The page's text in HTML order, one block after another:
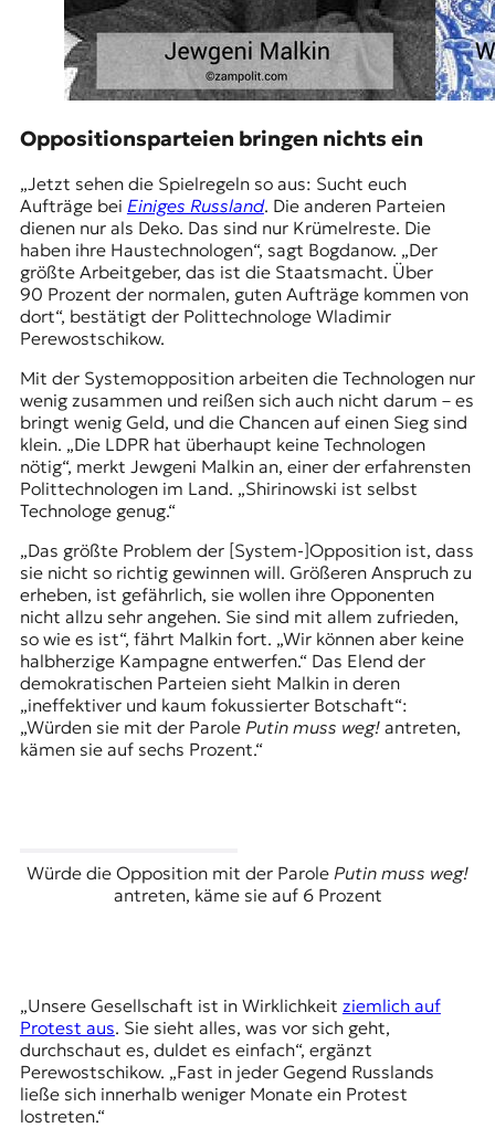
Oppositionsparteien bringen nichts ein
„Jetzt sehen die Spielregeln so aus: Sucht euch
Aufträge bei Einiges Russland. Die anderen Parteien
dienen nur als Deko. Das sind nur Krümelreste. Die
haben ihre Haustechnologen“, sagt Bogdanow. „Der
größte Arbeitgeber, das ist die Staatsmacht. Über
90 Prozent der normalen, guten Aufträge kommen von
dort“, bestätigt der Polittechnologe Wladimir
Perewostschikow.
Mit der Systemoppositionarbeiten die Technologen nur
wenig zusammen und reißen sich auch nicht darum – es
bringt wenig Geld, und die Chancen auf einen Sieg sind
klein. „Die LDPR hat überhaupt keine Technologen
nötig“, merkt Jewgeni Malkinan, einer der erfahrensten
Polittechnologen im Land. „Shirinowski ist selbst
Technologe genug.“
„Das größte Problem der [System-]Opposition ist, dass
sie nicht so richtig gewinnen will. Größeren Anspruch zu
erheben, ist gefährlich, sie wollen ihre Opponenten
nicht allzu sehr angehen. Sie sind mit allem zufrieden,
so wie es ist“, fährt Malkin fort. „Wir können aber keine
halbherzige Kampagne entwerfen.“ Das Elend der
demokratischen Parteien sieht Malkin in deren
„ineffektiver und kaum fokussierter Botschaft“:
„Würden sie mit der Parole Putin muss weg!antreten,
kämen sie auf sechs Prozent.“
Würde die Opposition mit der Parole Putin muss weg!
antreten, käme sie auf 6 Prozent
„Unsere Gesellschaft ist in Wirklichkeit ziemlich auf
Protest aus. Sie sieht alles, was vor sich geht,
durchschaut es, duldet es einfach“, ergänzt
Perewostschikow. „Fast in jeder Gegend Russlands
ließe sich innerhalb weniger Monate ein Protest
lostreten.“